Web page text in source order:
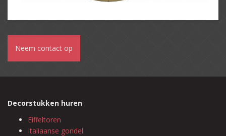
Neem contact op
Decorstukken huren
Eiffeltoren
Italiaanse gondel